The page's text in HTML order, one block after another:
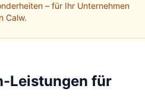
– für Ihr Unternehmen
Calw.
Leistungen für